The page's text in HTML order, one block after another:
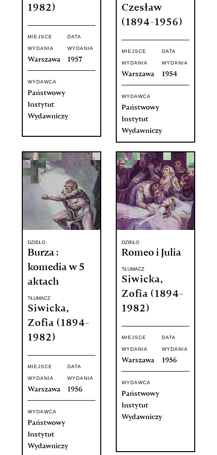
1982)
MIEJSCE
WYDANIA
Warszawa
DATA
WYDANIA
1957
WYDAWCA
Państwowy
Instytut
Wydawniczy
Czesław
(1894-1956)
MIEJSCE
WYDANIA
Warszawa
DATA
WYDANIA
1954
WYDAWCA
Państwowy
Instytut
Wydawniczy
DZIEŁO
Burza :
komedia w 5
aktach
TŁUMACZ
Siwicka,
Zofia (1894-
1982)
MIEJSCE
WYDANIA
Warszawa
DATA
WYDANIA
1956
WYDAWCA
Państwowy
Instytut
Wydawniczy
DZIEŁO
Romeo i Julia
TŁUMACZ
Siwicka,
Zofia (1894-
1982)
MIEJSCE
WYDANIA
Warszawa
DATA
WYDANIA
1956
WYDAWCA
Państwowy
Instytut
Wydawniczy